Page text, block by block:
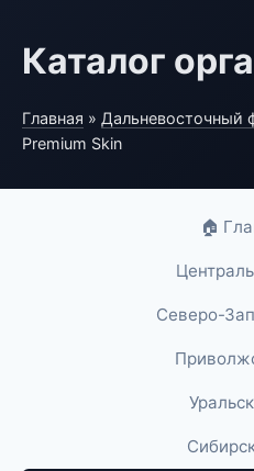
Каталог
Главная » Дальневосточный
Premium Skin
🏠
Северо-